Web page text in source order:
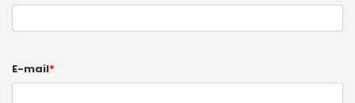
E-mail*